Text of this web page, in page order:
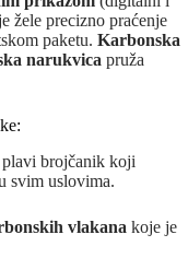
žele precizno praćenje
paketu. Karbonska
narukvica pruža
brojčanik koji
svim uslovima.
vlakana koje je